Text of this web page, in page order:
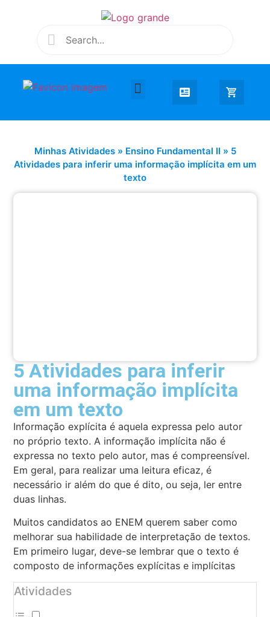
Minhas Atividades» Ensino Fundamental II » 5
Atividades para inferir uma informação implícita em um
texto
5 Atividades para inferir
uma informação implícita
em um texto
Informação explícita é aquela expressa pelo autor
no próprio texto. A informação implícita não é
expressa no texto pelo autor, mas é compreensível.
Em geral, para realizar uma leitura eficaz, é
necessário ir além do que é dito, ou seja, ler entre
duas linhas.
Muitos candidatos ao ENEM querem saber como
melhorar sua habilidade de interpretação de textos.
Em primeiro lugar, deve-se lembrar que o texto é
composto de informações explícitas e implícitas
Atividades